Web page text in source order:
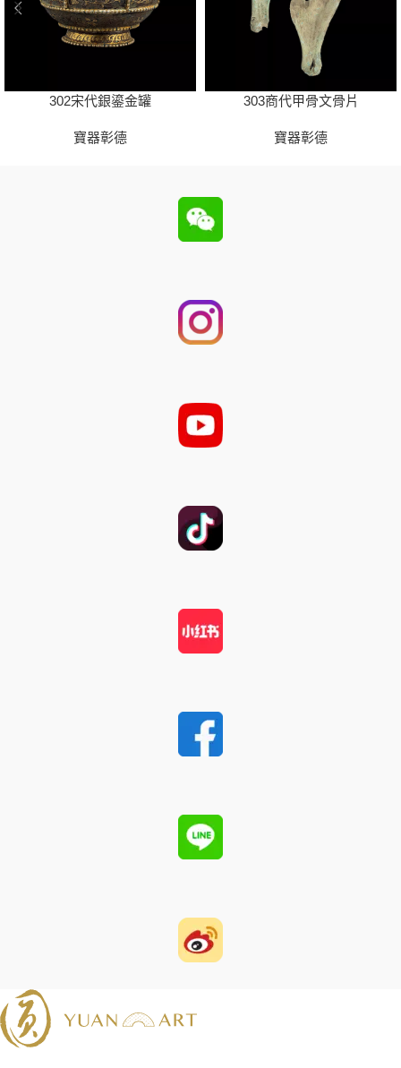
302宋代銀鎏金罐
寶器彰德
303商代甲骨文骨片
寶器彰德